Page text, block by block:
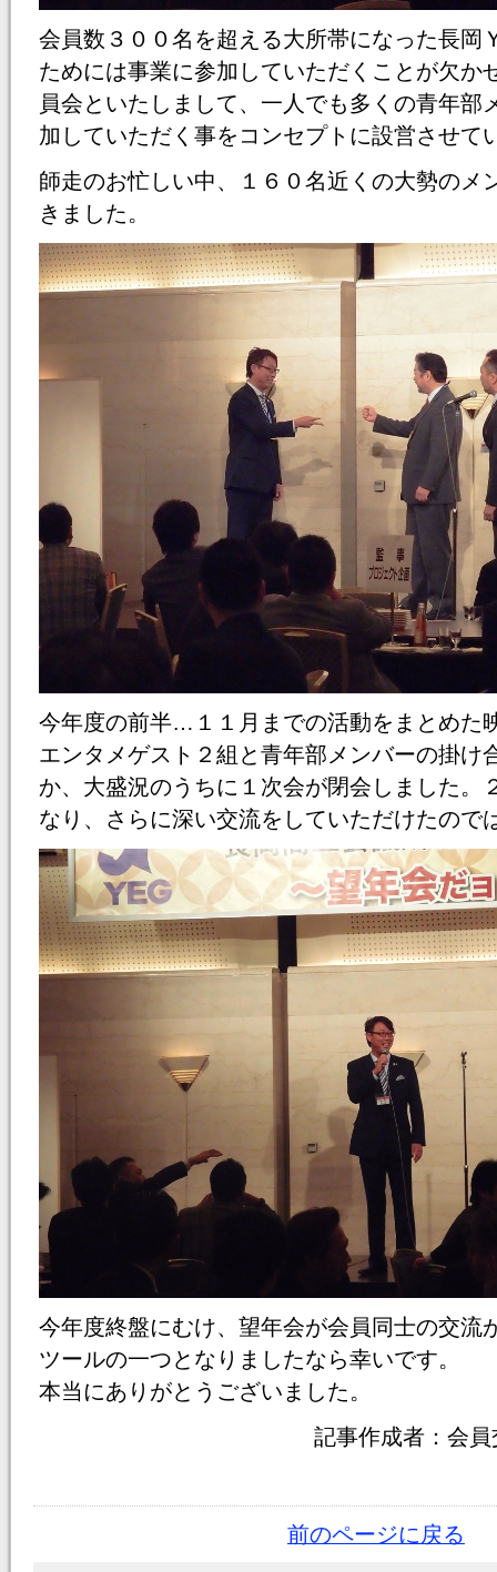
会員数３００名を超える大所帯になった長岡
ためには事業に参加していただくことが欠か
員会といたしまして、一人でも多くの青年部
加していただく事をコンセプトに設営させて
師走のお忙しい中、１６０名近くの大勢のメ
きました。
今年度の前半…１１月までの活動をまとめた
エンタメゲスト２組と青年部メンバーの掛け
か、大盛況のうちに１次会が閉会しました。
なり、さらに深い交流をしていただけたので
今年度終盤にむけ、望年会が会員同士の交流
ツールの一つとなりましたなら幸いです。
本当にありがとうございました。
記事作成者：会
前のページに戻る